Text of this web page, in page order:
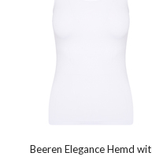
Beeren Elegance Hemd wit